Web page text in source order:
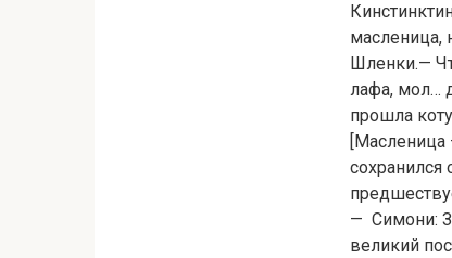
масленица,
Шленки.—
лафа, мол…
прошла
[Масленица
сохранился
— Симони:
великий